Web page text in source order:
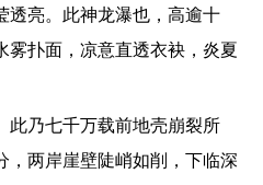
透亮。此神龙瀑也，高逾十
雾扑面，凉意直透衣袂，炎夏
此乃七千万载前地壳崩裂所
，两岸崖壁陡峭如削，下临深